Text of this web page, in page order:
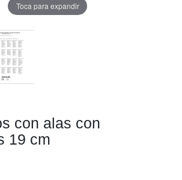
Toca para expandir
con alas con
19 cm